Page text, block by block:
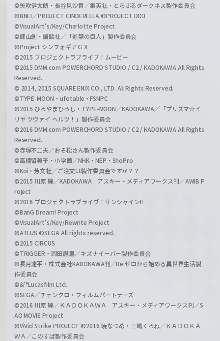
©矢吹健太朗・長谷見沙貴／集英社・とらぶるダークネス製作委員会
©BNEI／PROJECT CINDERELLA ©PROJECT DD3
©VisualArt's/Key/Charlotte Project
©諫山創・講談社／「進撃の巨人」製作委員会
©Project シンフォギアＧＸ
©2015 プロジェクトラブライブ！ムービー
©2015 DMM.com POWERCHORD STUDIO / C2 / KADOKAWA All Rights
Reserved.
© 2014, 2015 SQUARE ENIX CO., LTD. All Rights Reserved.
©TYPE-MOON・ufotable・FSNPC
©2015 ひろやまひろし・TYPE-MOON／KADOKAWA／「プリズマ☆イ
リヤ ツヴァイ ヘルツ！」製作委員会
©2016 DMM.com POWERCHORD STUDIO / C2 / KADOKAWA All Rights
Reserved.
©赤塚不二夫／おそ松さん製作委員会
©高橋留美子・小学館／NHK・NEP・ShoPro
©Koi・芳文社／ご注文は製作委員会ですか？？
©2015 川原 礫／KADOKAWA アスキー・メディアワークス刊／AWIB P
roject
©2016 プロジェクトラブライブ！サンシャイン!!
©BanG Dream! Project
©VisualArt's/Key/Rewrite Project
©ATLUS ©SEGA All rights reserved.
©2015 CIRCUS
©TRIGGER・岡田麿里／キズナイーバー製作委員会
©長月達平・株式会社KADOKAWA刊／Re:ゼロから始める異世界生活製
作委員会
©&™Lucasfilm Ltd.
©SEGA／チェンクロ・フィルムパートナーズ
©2016 川原 礫／ＫＡＤＯＫＡＷＡ アスキー・メディアワークス刊／S
AO MOVIE Project
©ViVid Strike PROJECT ©2016 暁なつめ・三嶋くろね／ＫＡＤＯＫＡ
ＷＡ／このすば製作委員会